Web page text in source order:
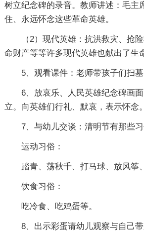
树立纪念碑的录音。教师讲述：毛主
住、永远怀念这些革命英雄。
（2）现代英雄：抗洪救灾、抢
命财产等等许多现代英雄也献出了生
5、观看课件：老师带孩子们扫墓
6、放哀乐、人民英雄纪念碑画
立。向英雄们行礼、默哀，表示怀念。
7、与幼儿交谈：清明节有那些习
运动习俗：
踏青、荡秋千、打马球、放风筝
饮食习俗：
吃冷食、吃鸡蛋等。
8、出示彩蛋请幼儿观察与自己